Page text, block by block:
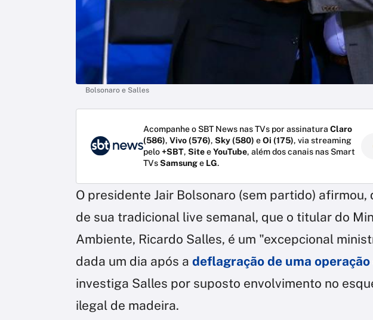
Bolsonaro e Salles
Acompanhe o SBT News nas TVs por assinatura Claro
(586), Vivo (576), Sky (580) eOi (175), via streaming
pelo+SBT, SiteeYouTube, além dos canais nas Smart
TVsSamsunge LG.
O presidente Jair Bolsonaro (sem partido)
de sua tradicional live semanal, que o titular do
Ambiente, Ricardo Salles, é um "excepcional
dada um dia após a deflagração de uma
investiga Salles por suposto envolvimento no
ilegal de madeira.